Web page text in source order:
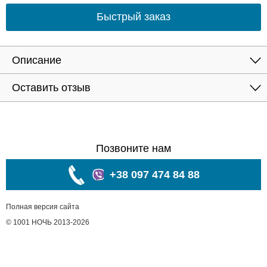
Быстрый заказ
Описание
Оставить отзыв
Позвоните нам
+38 097 474 84 88
Полная версия сайта
© 1001 НОЧЬ 2013-2026